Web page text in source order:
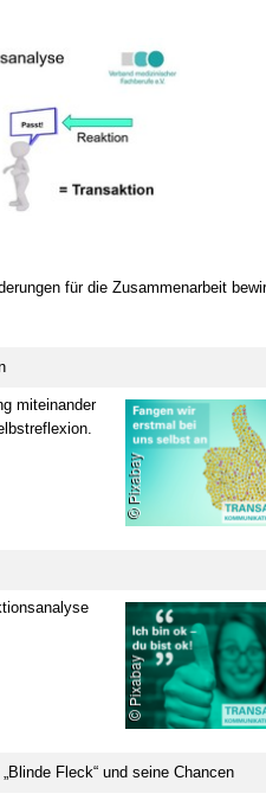
für die Zusammenarbeit
miteinander
Fleck“ und seine Chancen
12:00 Uhr - 17.10.2026 15:30
anzeigen